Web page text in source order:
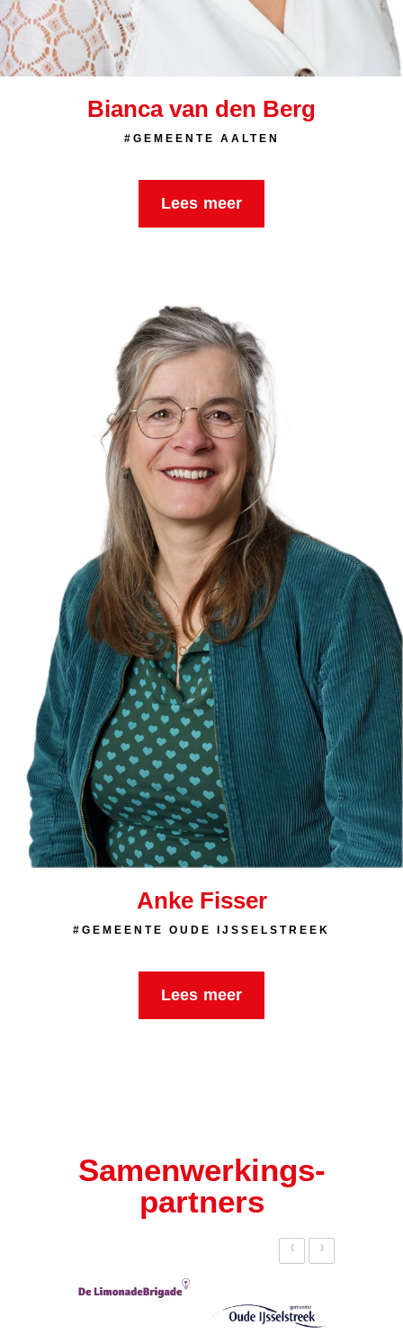
Bianca van den Berg
#GEMEENTE AALTEN
Lees meer
Anke Fisser
#GEMEENTE OUDE IJSSELSTREEK
Lees meer
Samenwerkings­
partners
‹ ›